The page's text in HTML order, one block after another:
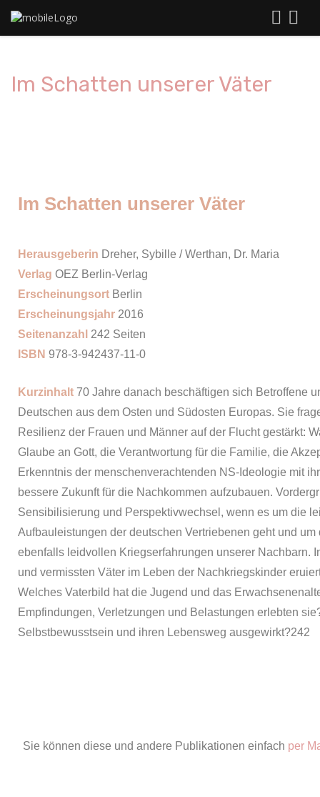
Im Schatten unserer Väter
Im Schatten unserer Väter
Herausgeberin Dreher, Sybille / Werthan, Dr. Maria
Verlag OEZ Berlin-Verlag
Erscheinungsort Berlin
Erscheinungsjahr 2016
Seitenanzahl 242 Seiten
ISBN 978-3-942437-11-0
Kurzinhalt 70 Jahre danach beschäftigen sich Betroffene
Deutschen aus dem Osten und Südosten Europas. Sie
Resilienz der Frauen und Männer auf der Flucht gestärkt:
Glaube an Gott, die Verantwortung für die Familie, die
Erkenntnis der menschenverachtenden NS-Ideologie mit
bessere Zukunft für die Nachkommen aufzubauen.
Sensibilisierung und Perspektivwechsel, wenn es um die
Aufbauleistungen der deutschen Vertriebenen geht und
ebenfalls leidvollen Kriegserfahrungen unserer Nachbarn.
und vermissten Väter im Leben der Nachkriegskinder
Welches Vaterbild hat die Jugend und das
Empfindungen, Verletzungen und Belastungen erlebten
Selbstbewusstsein und ihren Lebensweg ausgewirkt?242
Sie können diese und andere Publikationen einfach per